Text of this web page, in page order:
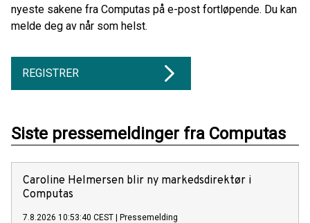
nyeste sakene fra Computas på e-post fortløpende. Du kan
melde deg av når som helst.
REGISTRER
Siste pressemeldinger fra Computas
Caroline Helmersen blir ny markedsdirektør i
Computas
7.8.2026 10:53:40 CEST Pressemelding